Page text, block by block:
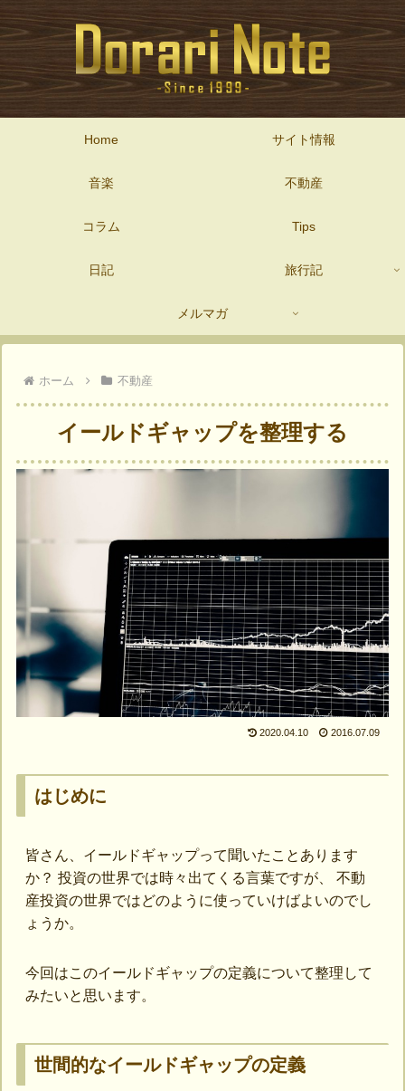
Home サイト情報
音楽 不動産
コラム Tips
日記 旅行記
メルマガ
ホーム 不動産
イールドギャップを整理する
2020.04.10 2016.07.09
はじめに
皆さん、イールドギャップって聞いたことあります
か？ 投資の世界では時々出てくる言葉ですが、 不動
産投資の世界ではどのように使っていけばよいのでし
ょうか。
今回はこのイールドギャップの定義について整理して
みたいと思います。
世間的なイールドギャップの定義